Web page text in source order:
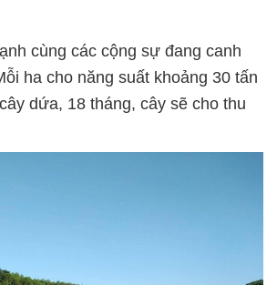
cùng các cộng sự đang canh
ha cho năng suất khoảng 30 tấn
dứa, 18 tháng, cây sẽ cho thu